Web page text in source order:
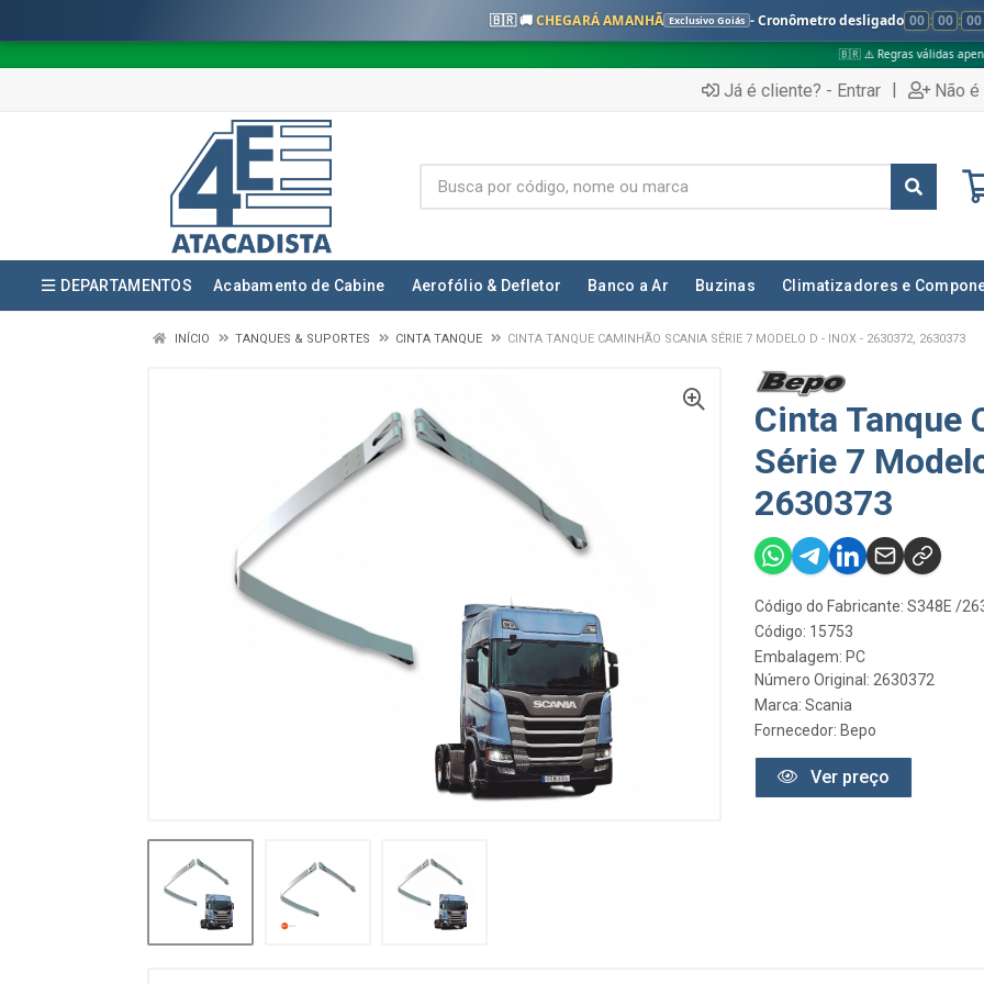
🇧🇷 🚚CHEGARÁ AMANHÃ Exclusivo Goiás - Cronômetro desligado 00 : 00 : 00
🇧🇷 ⚠️ Regras válidas apenas para:
Já é cliente? - Entrar | Não
DEPARTAMENTOS Acabamento de Cabine Aerofólio & Defletor Banco a Ar Buzinas Climatizadores e
INÍCIO TANQUES & SUPORTES CINTA TANQUE CINTA TANQUE CAMINHÃO SCANIA SÉRIE 7 MODELO D - INOX - 2630372, 2630373
Cinta Tanque
Série 7
2630373
Código do Fabricante: S348E /
Código: 15753
Embalagem: PC
Número Original: 2630372
Marca: Scania
Fornecedor: Bepo
Ver preço